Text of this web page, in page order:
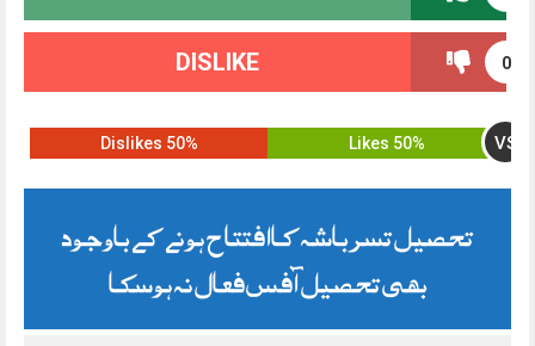
0
DISLIKE
50% Likes VS
50% Dislikes
تحصیل تسر باشہ کا افتتاح ہونے کے باوجود
بھی تحصیل آفس فعال نہ ہوسکا